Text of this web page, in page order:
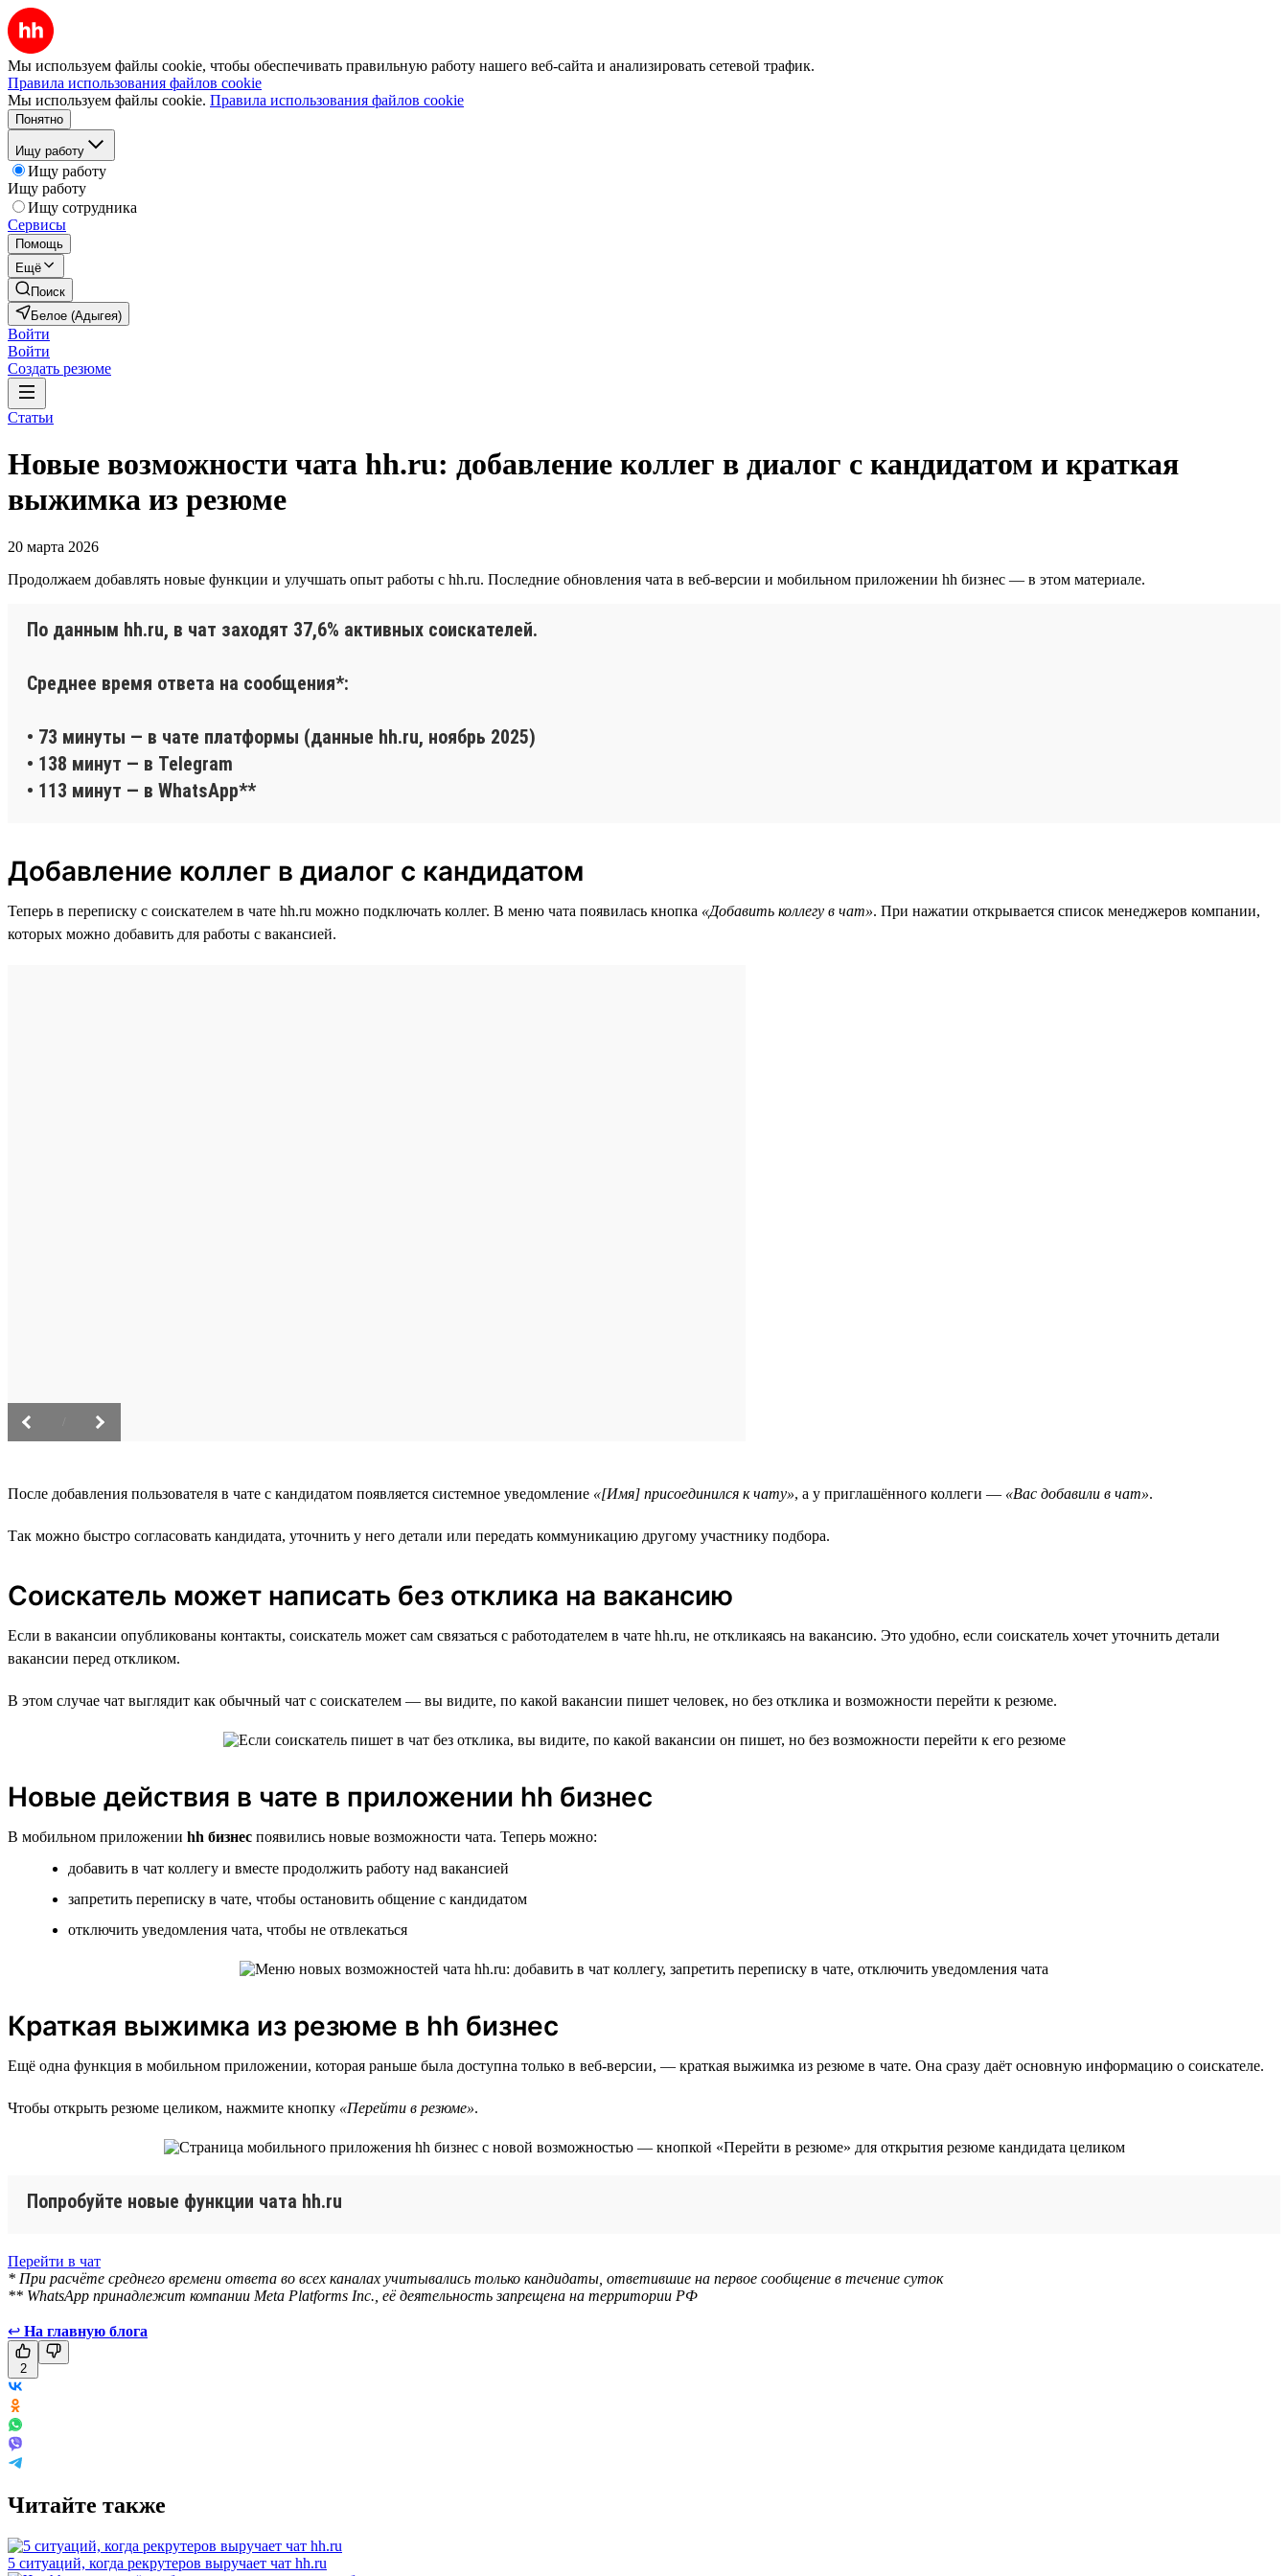
Мы используем файлы cookie, чтобы обеспечивать правильную работу нашего веб-сайта и анализировать сетевой трафик.
Правила использования файлов cookie
Мы используем файлы cookie. Правила использования файлов cookie
Понятно
Ищу работу
Ищу работу
Ищу работу
Ищу сотрудника
Сервисы
Помощь
Ещё
Поиск
Белое (Адыгея)
Войти
Войти
Создать резюме
Статьи
Новые возможности чата hh.ru: добавление коллег в диалог с кандидатом и краткая
выжимка из резюме
20 марта 2026
Продолжаем добавлять новые функции и улучшать опыт работы с hh.ru. Последние обновления чата в веб-версии и мобильном приложении hh бизнес — в этом материале.
По данным hh.ru, в чат заходят 37,6% активных соискателей.
Среднее время ответа на сообщения*:
• 73 минуты — в чате платформы (данные hh.ru, ноябрь 2025)
• 138 минут — в Telegram
• 113 минут — в WhatsApp**
Добавление коллег в диалог с кандидатом
Теперь в переписку с соискателем в чате hh.ru можно подключать коллег. В меню чата появилась кнопка «Добавить коллегу в чат». При нажатии открывается список менеджеров компании,
которых можно добавить для работы с вакансией.
После добавления пользователя в чате с кандидатом появляется системное уведомление «[Имя] присоединился к чату», а у приглашённого коллеги — «Вас добавили в чат».
Так можно быстро согласовать кандидата, уточнить у него детали или передать коммуникацию другому участнику подбора.
Соискатель может написать без отклика на вакансию
Если в вакансии опубликованы контакты, соискатель может сам связаться с работодателем в чате hh.ru, не откликаясь на вакансию. Это удобно, если соискатель хочет уточнить детали
вакансии перед откликом.
В этом случае чат выглядит как обычный чат с соискателем — вы видите, по какой вакансии пишет человек, но без отклика и возможности перейти к резюме.
Новые действия в чате в приложении hh бизнес
В мобильном приложении hh бизнес появились новые возможности чата. Теперь можно:
добавить в чат коллегу и вместе продолжить работу над вакансией
запретить переписку в чате, чтобы остановить общение с кандидатом
отключить уведомления чата, чтобы не отвлекаться
Краткая выжимка из резюме в hh бизнес
Ещё одна функция в мобильном приложении, которая раньше была доступна только в веб-версии, — краткая выжимка из резюме в чате. Она сразу даёт основную информацию о соискателе.
Чтобы открыть резюме целиком, нажмите кнопку «Перейти в резюме».
Попробуйте новые функции чата hh.ru
Перейти в чат
* При расчёте среднего времени ответа во всех каналах учитывались только кандидаты, ответившие на первое сообщение в течение суток
** WhatsApp принадлежит компании Meta Platforms Inc., её деятельность запрещена на территории РФ
↩ На главную блога
2
Читайте также
5 ситуаций, когда рекрутеров выручает чат hh.ru